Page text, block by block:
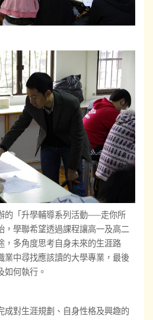
的「升學輔導系列活動──走你所
，學聯希望透過課程讓高一及高二
，多角度思考自身未來的生涯路
業中尋找應該讀的大學專業，最後
如何執行。
成對生涯規劃、自身性格及興趣的